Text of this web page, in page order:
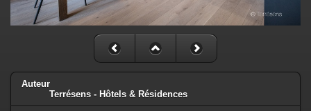
Auteur
Terrésens - Hôtels & Résidences